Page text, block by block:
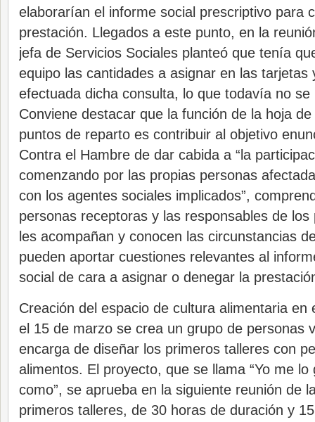
elaborarían el informe social prescriptivo para
prestación. Llegados a este punto, en la
jefa de Servicios Sociales planteó que tenía
equipo las cantidades a asignar en las
efectuada dicha consulta, lo que todavía no se
Conviene destacar que la función de la hoja
puntos de reparto es contribuir al objetivo
Contra el Hambre de dar cabida a “la
comenzando por las propias personas
con los agentes sociales implicados”,
personas receptoras y las responsables de
les acompañan y conocen las circunstancias
pueden aportar cuestiones relevantes al
social de cara a asignar o denegar la
Creación del espacio de cultura alimentaria en
el 15 de marzo se crea un grupo de personas
encarga de diseñar los primeros talleres con
alimentos. El proyecto, que se llama “Yo me lo
como”, se aprueba en la siguiente reunión de
primeros talleres, de 30 horas de duración y